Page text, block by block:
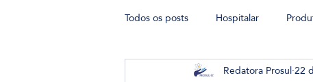
Todos os posts Hospitalar
Redatora Prosul22